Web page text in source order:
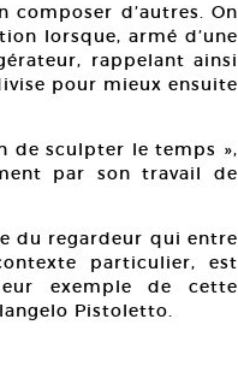
d’autres. On
lorsque, armé d’une
rappelant ainsi
pour mieux ensuite
de sculpter le temps »,
par son travail de
du regardeur qui entre
particulier, est
exemple de cette
Pistoletto.